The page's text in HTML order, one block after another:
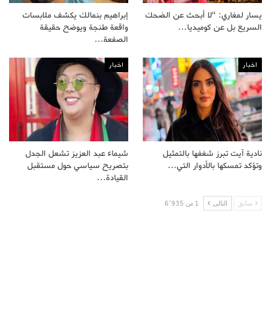
يسار لمغاري: “لا أبحث عن الضحك
السريع بل عن كوميديا…
إبراهيم بنمالك يكشف ملابسات
واقعة طنجة ويوضح حقيقة
الصفعة…
اخبار
نادية آيت تبرز شغفها بالتمثيل
وتؤكد تمسكها بالأدوار التي…
اخبار
شيماء عبد العزيز تشعل الجدل
بتصريح سياسي حول مستقبل
القيادة…
سابق التالى 1 من 6٬935